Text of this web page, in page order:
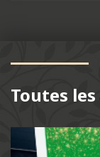
Toutes